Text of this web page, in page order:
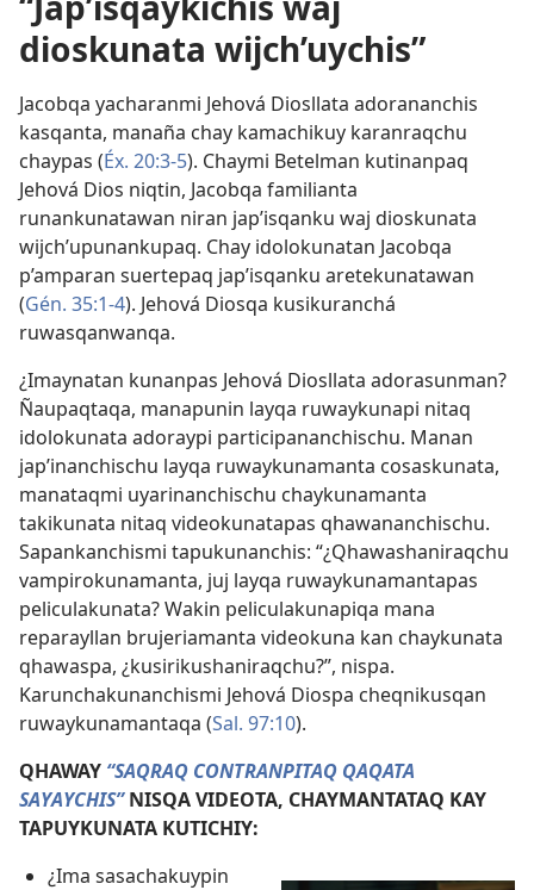
dioskunata wijch’uychis”
Jacobqa yacharanmi Jehová Diosllata adorananchis
kasqanta, manaña chay kamachikuy karanraqchu
chaypas (Éx. 20:3-5). Chaymi Betelman kutinanpaq
Jehová Dios niqtin, Jacobqa familianta
runankunatawan niran jap’isqanku waj dioskunata
wijch’upunankupaq. Chay idolokunatan Jacobqa
p’amparan suertepaq jap’isqanku aretekunatawan
(Gén. 35:1-4). Jehová Diosqa kusikuranchá
ruwasqanwanqa.
¿Imaynatan kunanpas Jehová Diosllata adorasunman?
Ñaupaqtaqa, manapunin layqa ruwaykunapi nitaq
idolokunata adoraypi participananchischu. Manan
jap’inanchischu layqa ruwaykunamanta cosaskunata,
manataqmi uyarinanchischu chaykunamanta
takikunata nitaq videokunatapas qhawananchischu.
Sapankanchismi tapukunanchis: “¿Qhawashaniraqchu
vampirokunamanta, juj layqa ruwaykunamantapas
peliculakunata? Wakin peliculakunapiqa mana
reparayllan brujeriamanta videokuna kan chaykunata
qhawaspa, ¿kusirikushaniraqchu?”, nispa.
Karunchakunanchismi Jehová Diospa cheqnikusqan
ruwaykunamantaqa (Sal. 97:10).
QHAWAY “SAQRAQ CONTRANPITAQ QAQATA
SAYAYCHIS” NISQA VIDEOTA, CHAYMANTATAQ KAY
TAPUYKUNATA KUTICHIY:
¿Ima sasachakuypin